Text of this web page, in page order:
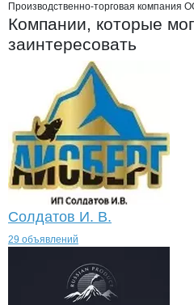
Производственно-торговая компания
Компании, которые
заинтересовать
Солдатов И. В.
29 объявлений